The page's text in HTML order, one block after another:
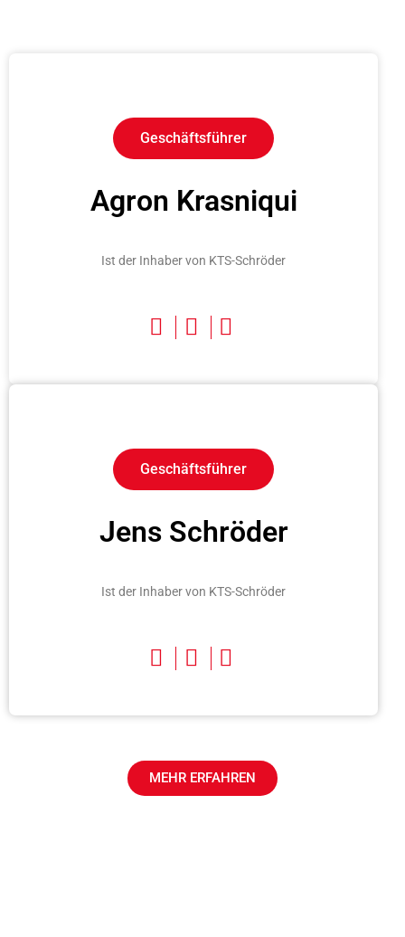
Geschäftsführer
Agron Krasniqui
Ist der Inhaber von KTS-Schröder
Geschäftsführer
Jens Schröder
Ist der Inhaber von KTS-Schröder
MEHR ERFAHREN